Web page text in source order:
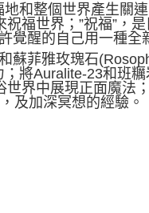
和整個世界產生關
福世界；”祝福”，
覺醒的自己用一種全
蘇菲雅玫瑰石
將Auralite-23和班
界中展現正面魔法
及加深冥想的經驗。